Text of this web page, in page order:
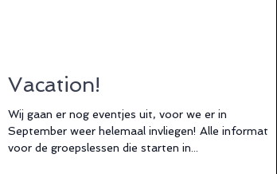
Vacation!
Wij gaan er nog eventjes uit, voor we er in
September weer helemaal invliegen! Alle informatie
voor de groepslessen die starten in...